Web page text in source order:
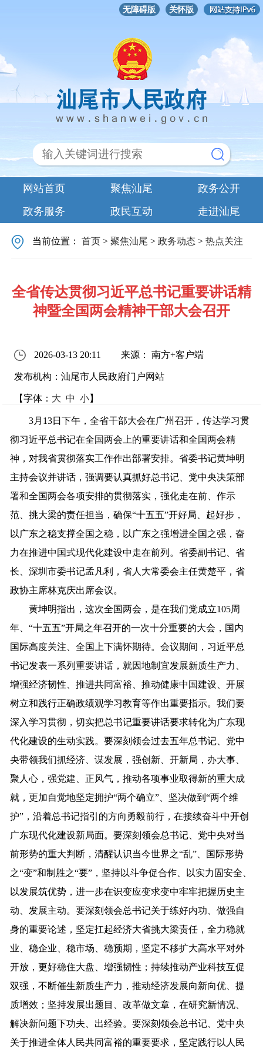
无障碍版 关怀版
网站首页 聚焦汕尾
政务公开
政务服务
政民互动 走进汕尾
当前位置：首页 >聚焦汕尾 >政务动态 >热点关注
全省传达贯彻习近平总书记重要讲话精
神暨全国两会精神干部大会召开
2026-03-13 20:11 来源： 南方+客户端
发布机构：汕尾市人民政府门户网站
【字体： 大 中 小】
3月13日下午，全省干部大会在广州召开，传达学习贯
彻习近平总书记在全国两会上的重要讲话和全国两会精
神，对我省贯彻落实工作作出部署安排。省委书记黄坤明
主持会议并讲话，强调要认真抓好总书记、党中央决策部
署和全国两会各项安排的贯彻落实，强化走在前、作示
范、挑大梁的责任担当，确保“十五五”开好局、起好步，
以广东之稳支撑全国之稳，以广东之强增进全国之强，奋
力在推进中国式现代化建设中走在前列。省委副书记、省
长、深圳市委书记孟凡利，省人大常委会主任黄楚平，省
政协主席林克庆出席会议。
黄坤明指出，这次全国两会，是在我们党成立105周
年、“十五五”开局之年召开的一次十分重要的大会，国内
国际高度关注、全国上下满怀期待。会议期间，习近平总
书记发表一系列重要讲话，就因地制宜发展新质生产力、
增强经济韧性、推进共同富裕、推动健康中国建设、开展
树立和践行正确政绩观学习教育等作出重要指示。我们要
深入学习贯彻，切实把总书记重要讲话要求转化为广东现
代化建设的生动实践。要深刻领会过去五年总书记、党中
央带领我们抓经济、谋发展，强创新、开新局，办大事、
聚人心，强党建、正风气，推动各项事业取得新的重大成
就，更加自觉地坚定拥护“两个确立”、坚决做到“两个维
护”，沿着总书记指引的方向勇毅前行，在接续奋斗中开创
广东现代化建设新局面。要深刻领会总书记、党中央对当
前形势的重大判断，清醒认识当今世界之“乱”、国际形势
之“变”和制胜之“要”，坚持以斗争促合作、以实力固安全、
以发展筑优势，进一步在识变应变求变中牢牢把握历史主
动、发展主动。要深刻领会总书记关于练好内功、做强自
身的重要论述，坚定扛起经济大省挑大梁责任，全力稳就
业、稳企业、稳市场、稳预期，坚定不移扩大高水平对外
开放，更好稳住大盘、增强韧性；持续推动产业科技互促
双强，不断催生新质生产力，推动经济发展向新向优、提
质增效；坚持发展出题目、改革做文章，在研究新情况、
解决新问题下功夫、出经验。要深刻领会总书记、党中央
关于推进全体人民共同富裕的重要要求，坚定践行以人民